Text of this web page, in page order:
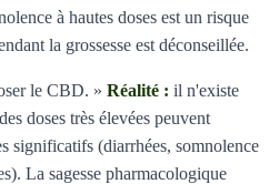
à hautes doses est un risque
la grossesse est déconseillée.
le CBD. » Réalité : il n'existe
doses très élevées peuvent
significatifs (diarrhées, somnolence
La sagesse pharmacologique